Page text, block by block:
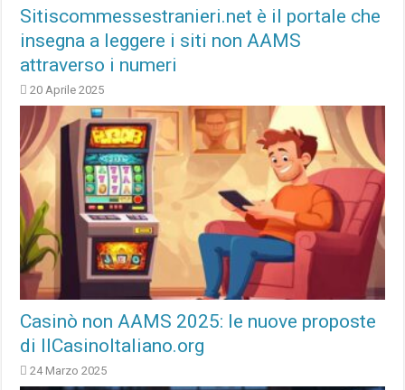
Sitiscommessestranieri.net è il portale che
insegna a leggere i siti non AAMS
attraverso i numeri
20 Aprile 2025
Casinò non AAMS 2025: le nuove proposte
di IlCasinoItaliano.org
24 Marzo 2025